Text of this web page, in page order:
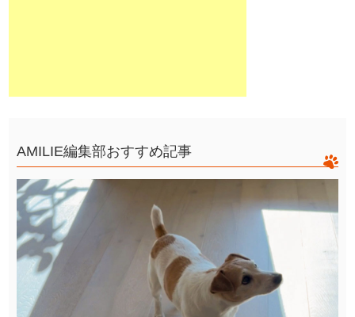
AMILIE編集部おすすめ記事